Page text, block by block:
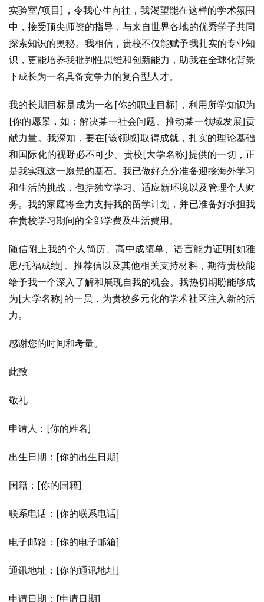
实验室/项目]，令我心生向往，我渴望能在这样的学术氛围
中，接受顶尖师资的指导，与来自世界各地的优秀学子共同
探索知识的奥秘。我相信，贵校不仅能赋予我扎实的专业知
识，更能培养我批判性思维和创新能力，助我在全球化背景
下成长为一名具备竞争力的复合型人才。
我的长期目标是成为一名[你的职业目标]，利用所学知识为
[你的愿景，如：解决某一社会问题、推动某一领域发展]贡
献力量。我深知，要在[该领域]取得成就，扎实的理论基础
和国际化的视野必不可少。贵校[大学名称]提供的一切，正
是我实现这一愿景的基石。我已做好充分准备迎接海外学习
和生活的挑战，包括独立学习、适应新环境以及管理个人财
务。我的家庭将全力支持我的留学计划，并已准备好承担我
在贵校学习期间的全部学费及生活费用。
随信附上我的个人简历、高中成绩单、语言能力证明[如雅
思/托福成绩]、推荐信以及其他相关支持材料，期待贵校能
给予我一个深入了解和展现自我的机会。我热切期盼能够成
为[大学名称]的一员，为贵校多元化的学术社区注入新的活
力。
感谢您的时间和考量。
此致
敬礼
申请人：[你的姓名]
出生日期：[你的出生日期]
国籍：[你的国籍]
联系电话：[你的联系电话]
电子邮箱：[你的电子邮箱]
通讯地址：[你的通讯地址]
申请日期：[申请日期]